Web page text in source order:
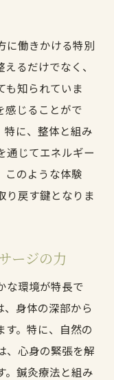
フレッシュ
環境で再発見
な魅力
す発見
う
果
癒し
ション
に働きかける特別
るだけでなく、
も知られていま
感じることがで
特に、整体と組み
通じてエネルギー
このような体験
り戻す鍵となりま
ージの力
な環境が特長で
、身体の深部から
す。特に、自然の
、心身の緊張を解
。鍼灸療法と組み